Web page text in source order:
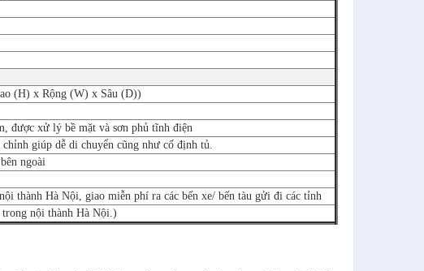
(H) x Rộng (W) x Sâu (D))
được xử lý bề mặt và sơn phủ tĩnh điện
chỉnh giúp dễ di chuyển cũng như cố định tủ.
ngoài
thành Hà Nội, giao miễn phí ra các bến xe/ bến tàu gửi đi các tỉnh
nội thành Hà Nội.)